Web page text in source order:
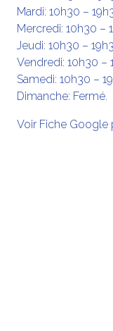
Mardi: 10h30 –
Mercredi: 10h30 –
Jeudi: 10h30 –
Vendredi: 10h30 –
Samedi: 10h30 –
Dimanche: Fermé.
Voir Fiche Google